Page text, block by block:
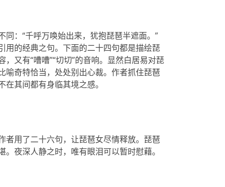
：“千呼万唤始出来，犹抱琵琶半遮面。”
用的经典之句。下面的二十四句都是描绘琵
又有“嘈嘈”“切切”的音响。显然白居易对琵
喻奇特恰当，处处别出心裁。作者抓住琵琶
其间都有身临其境之感。
者用了二十六句，让琵琶女尽情释放。琵琶
夜深人静之时，唯有眼泪可以暂时慰藉。